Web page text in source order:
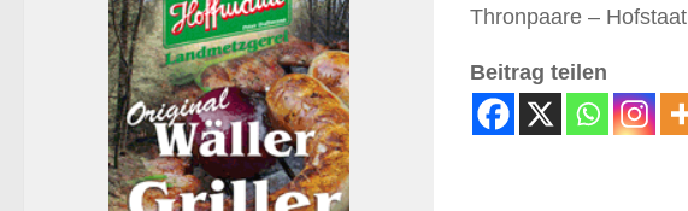
Thronpaare – Hofstaat
Beitrag teilen